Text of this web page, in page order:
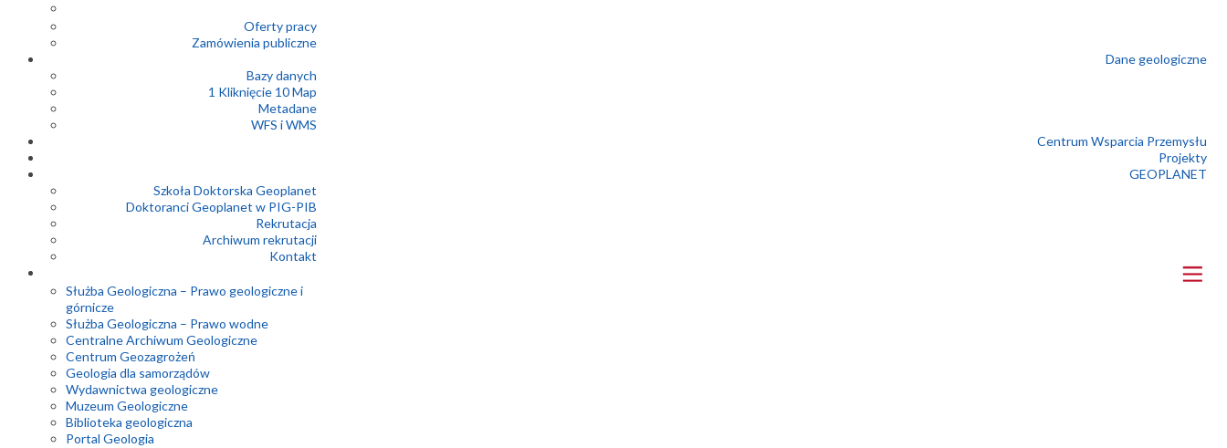
Oferty pracy
Zamówienia publiczne
Dane geologiczne
Bazy danych
1 Kliknięcie 10 Map
Metadane
WFS i WMS
Centrum Wsparcia Przemysłu
Projekty
GEOPLANET
Szkoła Doktorska Geoplanet
Doktoranci Geoplanet w PIG-PIB
Rekrutacja
Archiwum rekrutacji
Kontakt
Służba Geologiczna – Prawo geologiczne i
górnicze
Służba Geologiczna – Prawo wodne
Centralne Archiwum Geologiczne
Centrum Geozagrożeń
Geologia dla samorządów
Wydawnictwa geologiczne
Muzeum Geologiczne
Biblioteka geologiczna
Portal Geologia